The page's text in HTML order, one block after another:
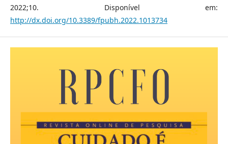
2022;10. Disponível em:
http://dx.doi.org/10.3389/fpubh.2022.1013734